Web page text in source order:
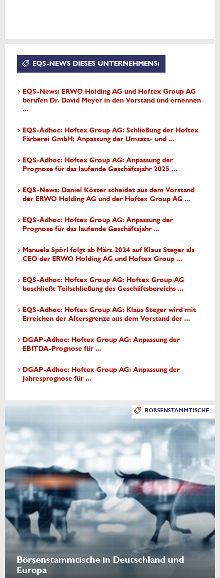
EQS-NEWS DIESES UNTERNEHMENS:
EQS-News: ERWO Holding AG und Hoftex Group AG
berufen Dr. David Meyer in den Vorstand und ernennen
...
EQS-Adhoc: Hoftex Group AG: Schließung der Hoftex
Färberei GmbH; Anpassung der Umsatz- und ...
EQS-Adhoc: Hoftex Group AG: Anpassung der
Prognose für das laufende Geschäftsjahr 2025 ...
EQS-News: Daniel Köster scheidet aus dem Vorstand
der ERWO Holding AG und der Hoftex Group AG ...
EQS-Adhoc: Hoftex Group AG: Anpassung der
Prognose für das laufende Geschäftsjahr ...
Manuela Spörl folgt ab März 2024 auf Klaus Steger als
CEO der ERWO Holding AG und Hoftex Group ...
EQS-Adhoc: Hoftex Group AG: Hoftex Group AG
beschließt Teilschließung des Geschäftsbereichs ...
EQS-Adhoc: Hoftex Group AG: Klaus Steger wird mit
Erreichen der Altersgrenze aus dem Vorstand der ...
DGAP-Adhoc: Hoftex Group AG: Anpassung der
EBITDA-Prognose für ...
DGAP-Adhoc: Hoftex Group AG: Anpassung der
Jahresprognose für ...
BÖRSENSTAMMTISCHE
Börsenstammtische in Deutschland und
Europa